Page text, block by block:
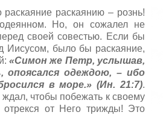
раскаяние раскаянию – рознь!
Но, он сожалел не
своей совестью. Если бы
Иисусом, было бы раскаяние,
«Симон же Петр, услышав,
опоясался одеждою, – ибо
в море.» (Ин. 21:7).
чтобы побежать к своему
отрекся от Него трижды! Это